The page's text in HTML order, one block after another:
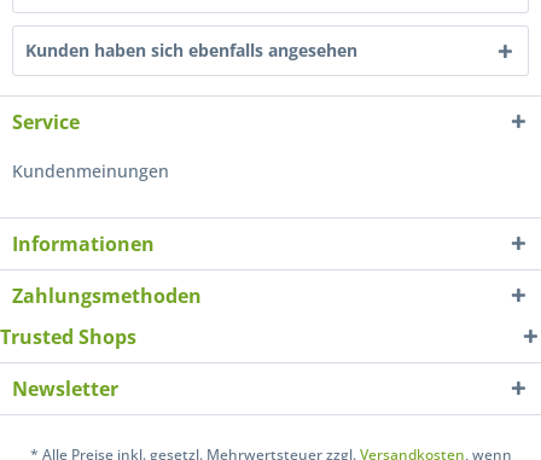
Kunden haben sich ebenfalls angesehen
Service
Kundenmeinungen
Informationen
Zahlungsmethoden
Trusted Shops
Newsletter
* Alle Preise inkl. gesetzl. Mehrwertsteuer zzgl.Versandkosten, wenn